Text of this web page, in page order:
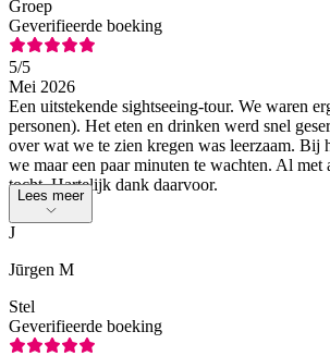
Groep
Geverifieerde boeking
5/5
Mei 2026
Een uitstekende sightseeing-tour. We waren
personen). Het eten en drinken werd snel
over wat we te zien kregen was leerzaam. Bij
we maar een paar minuten te wachten. Al met
tocht. Hartelijk dank daarvoor.
Lees meer
J
Jūrgen M
Stel
Geverifieerde boeking